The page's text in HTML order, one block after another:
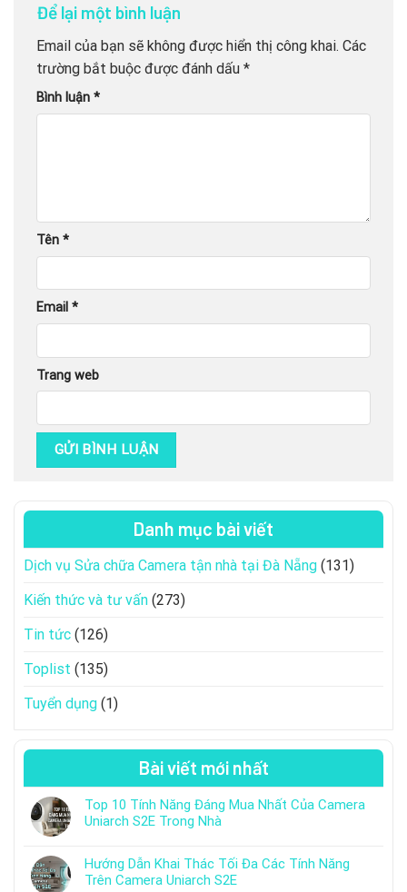
Để lại một bình luận
Email của bạn sẽ không được hiển thị công khai. Các
trường bắt buộc được đánh dấu *
Bình luận *
Tên *
Email *
Trang web
Danh mục bài viết
Dịch vụ Sửa chữa Camera tận nhà tại Đà Nẵng (131)
Kiến thức và tư vấn (273)
Tin tức (126)
Toplist (135)
Tuyển dụng (1)
Bài viết mới nhất
Top 10 Tính Năng Đáng Mua Nhất Của Camera
Uniarch S2E Trong Nhà
Hướng Dẫn Khai Thác Tối Đa Các Tính Năng
Trên Camera Uniarch S2E